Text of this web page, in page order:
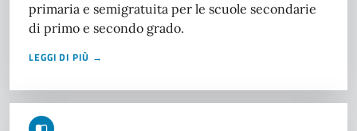
primaria e semigratuita per le scuole secondarie
di primo e secondo grado.
LEGGI DI PIÙ →